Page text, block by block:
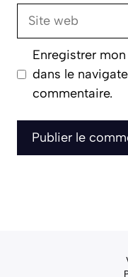
Site
Enregistrer
dans le
commentaire.